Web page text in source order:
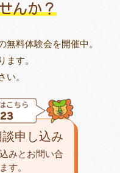
んか？
無料体験会を開催中。
ます。
い。
談申し込み
みとお問い合
す。